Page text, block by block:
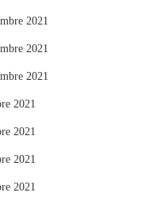
2021
2021
2021
2021
2021
2021
2021